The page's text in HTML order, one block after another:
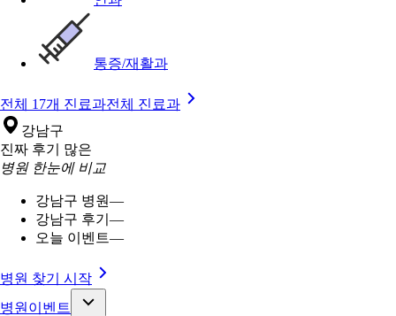
통증/재활과
전체 17개 진료과전체 진료과
강남구
진짜 후기 많은
병원 한눈에 비교
강남구 병원—
강남구 후기 —
오늘 이벤트—
병원 찾기 시작
병원이벤트